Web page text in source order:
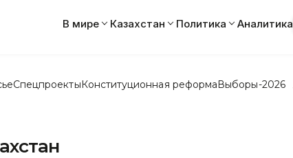
В мире Казахстан Политика Аналитика
СпецпроектыКонституционная реформаВыборы-2026